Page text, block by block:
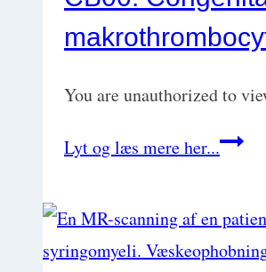
You are unauthorized to
Lyt og læs mere her...CB00: